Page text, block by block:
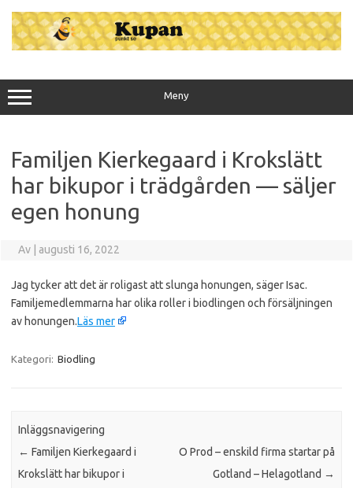
innehåll
Meny
Familjen Kierkegaard i Krokslätt
har bikupor i trädgården — säljer
egen honung
Av augusti 16, 2022
Jag tycker att det är roligast att slunga honungen, säger Isac.
Familjemedlemmarna har olika roller i biodlingen och försäljningen
av honungen.Läs mer
Kategori: Biodling
Inläggsnavigering
← Familjen Kierkegaard i
Krokslätt har bikupor i
O Prod – enskild firma startar på
Gotland – Helagotland →